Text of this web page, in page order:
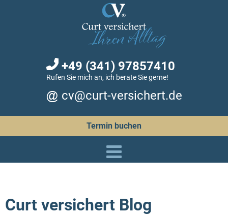
+49 (341) 97857410
Rufen Sie mich an, ich berate Sie gerne!
cv@curt-versichert.de
Termin buchen
Curt versichert Blog